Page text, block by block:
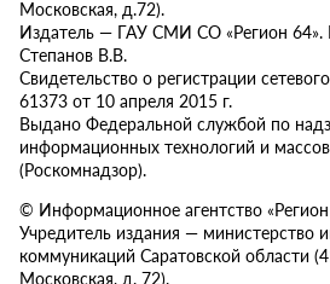
Московская, д.72).
Издатель — ГАУ СМИ СО «Регион 64».
Степанов В.В.
Свидетельство о регистрации
61373 от 10 апреля 2015 г.
Выдано Федеральной службой по
информационных технологий и
(Роскомнадзор).
© Информационное агентство
Учредитель издания — министерство
коммуникаций Саратовской области
Московская, д. 72).